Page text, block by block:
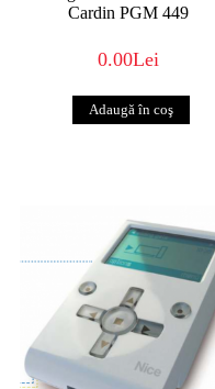
Cardin PGM 449
0.00Lei